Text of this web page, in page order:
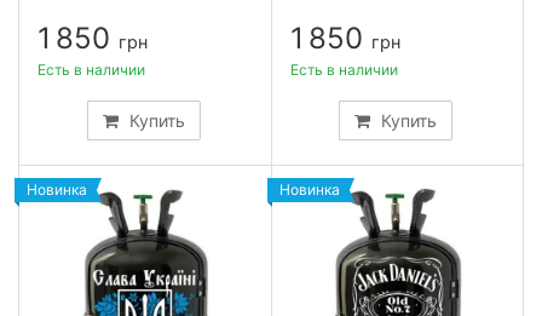
1 850 грн
Купить
Есть в наличии
1 850 грн
Купить
Есть в наличии
Новинка Новинка